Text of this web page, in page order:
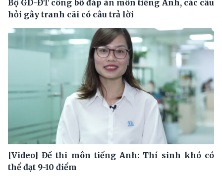
Bộ GD-ĐT công bố đáp án môn tiếng Anh, các câu
hỏi gây tranh cãi có câu trả lời
[Video] Đề thi môn tiếng Anh: Thí sinh khó có
thể đạt 9-10 điểm